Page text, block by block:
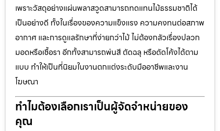
เพราะวัสดุอย่างแผ่นพลาสวูดสามารถทดแทนไม้ธรรมชาติได้
เป็นอย่างดี ทั้งในเรื่องของความแข็งแรง ความคงทนต่อสภาพ
อากาศ และการดูแลรักษาที่ง่ายกว่าไม้ ไม่ต้องกลัวเรื่องปลวก
มอดหรือเชื้อรา อีกทั้งสามารถพ่นสี ตัดฉลุ หรือดัดโค้งได้ตาม
แบบ ทำให้เป็นที่นิยมในงานตกแต่งระดับมืออาชีพและงาน
โฆษณา
ทำไมต้องเลือกเราเป็นผู้จัดจำหน่ายของ
คุณ